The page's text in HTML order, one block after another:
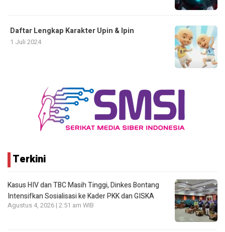
Daftar Lengkap Karakter Upin & Ipin
1 Juli 2024
Terkini
Kasus HIV dan TBC Masih Tinggi, Dinkes Bontang
Intensifkan Sosialisasi ke Kader PKK dan GISKA
Agustus 4, 2026 | 2:51 am WIB